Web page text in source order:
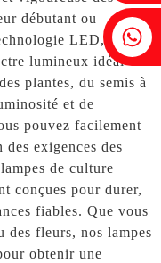
débutant ou
LED, nos
lumineux idéal
plantes, du semis à
et de
pouvez facilement
exigences des
de culture
conçues pour durer,
fiables. Que vous
des fleurs, nos lampes
obtenir une